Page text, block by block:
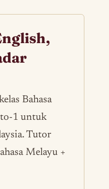
Bahasa
1 untuk
Tutor
Melayu +